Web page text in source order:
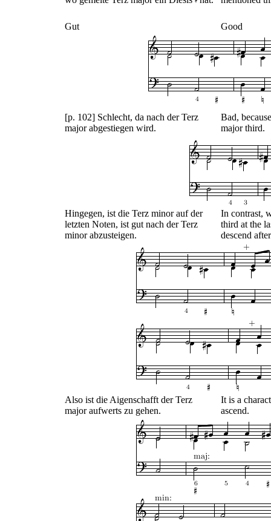
Gut Good
[p. 102] Schlecht, da nach der Terz
major abgestiegen wird.
Bad,
major third.
Hingegen, ist die Terz minor auf der
letzten Noten, ist gut nach der Terz
minor abzusteigen.
In contrast,
third at the
descend
Also ist die Aigenschafft der Terz
major aufwerts zu gehen.
It is a
ascend.